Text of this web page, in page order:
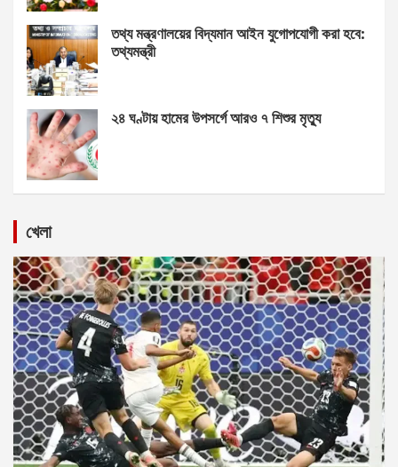
তথ্য মন্ত্রণালয়ের বিদ্যমান আইন যুগোপযোগী করা হবে:
তথ্যমন্ত্রী
২৪ ঘণ্টায় হামের উপসর্গে আরও ৭ শিশুর মৃত্যু
খেলা